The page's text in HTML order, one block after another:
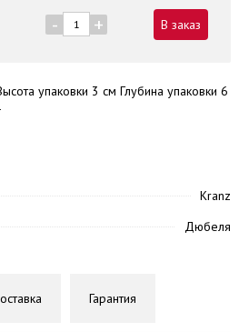
упаковки 3 см Глубина упаковки 6
Kranz
Дюбеля
- + В заказ
Гарантия